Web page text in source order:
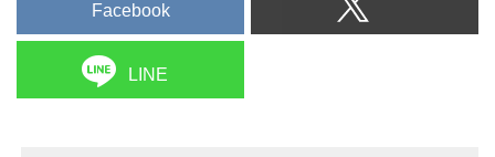
Facebook
LINE